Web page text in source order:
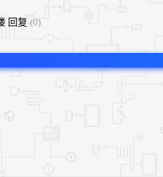
回复 (0)